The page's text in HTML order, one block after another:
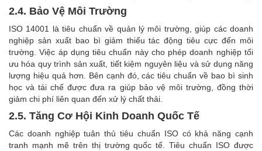
2.4. Bảo Vệ Môi Trường
ISO 14001 là tiêu chuẩn về quản lý môi trường, giúp các doanh
nghiệp sản xuất bao bì giảm thiểu tác động tiêu cực đến môi
trường. Việc áp dụng tiêu chuẩn này cho phép doanh nghiệp tối
ưu hóa quy trình sản xuất, tiết kiệm nguyên liệu và sử dụng năng
lượng hiệu quả hơn. Bên cạnh đó, các tiêu chuẩn về bao bì sinh
học và tái chế được đưa ra giúp bảo vệ môi trường, đồng thời
giảm chi phí liên quan đến xử lý chất thải.
2.5. Tăng Cơ Hội Kinh Doanh Quốc Tế
Các doanh nghiệp tuân thủ tiêu chuẩn ISO có khả năng cạnh
tranh mạnh mẽ trên thị trường quốc tế. Tiêu chuẩn ISO được